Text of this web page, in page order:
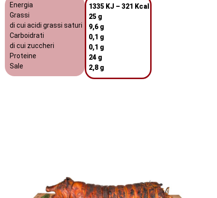
Energia
Grassi
di cui acidi grassi saturi
Carboidrati
di cui zuccheri
Proteine
Sale
1335 KJ – 321 Kcal
25 g
9,6 g
0,1 g
0,1 g
24 g
2,8 g